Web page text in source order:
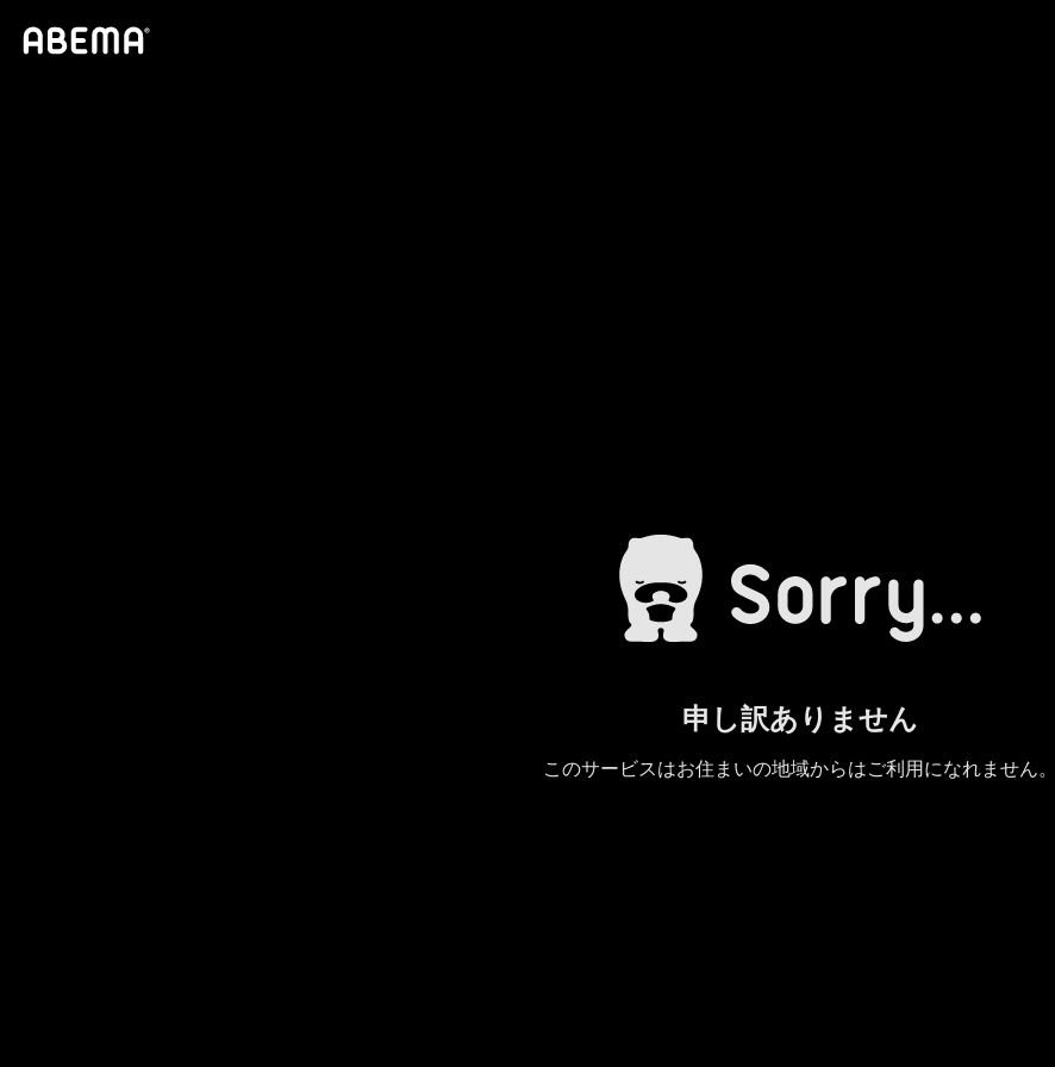
申し訳ありません
このサービスはお住まいの地域からはご利用になれません。